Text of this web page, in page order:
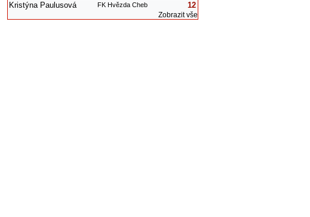
Kristýna Paulusová
FK Hvězda Cheb 12
Zobrazit vše